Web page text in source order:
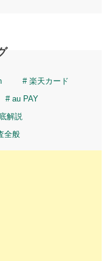
楽天カード
au PAY
解説
全般